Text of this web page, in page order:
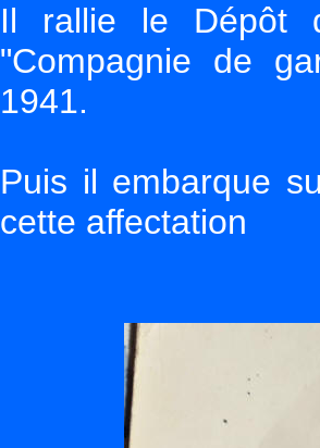
Il rallie le Dépôt
"Compagnie de
1941.
Puis il embarque
cette affectation